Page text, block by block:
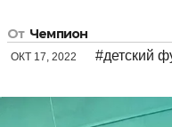
От Чемпион
ОКТ 17, 2022 #детский